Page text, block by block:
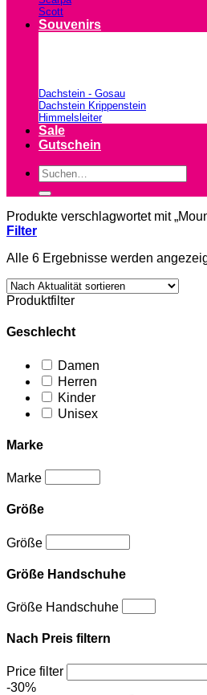
Scott
Souvenirs
Dachstein - Gosau
Dachstein Krippenstein
Himmelsleiter
Sale
Gutschein
Suchen
nach:
Produkte verschlagwortet mit
Filter
Alle 6 Ergebnisse werden
Produktfilter
Geschlecht
Damen
Herren
Kinder
Unisex
Marke
Marke
Größe
Größe
Größe Handschuhe
Größe Handschuhe
Nach Preis filtern
Price filter
-30%